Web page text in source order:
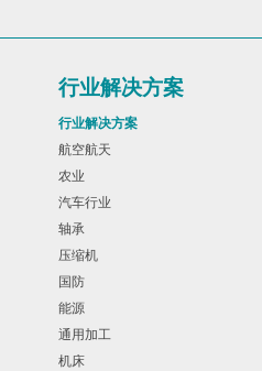
行业解决方案
行业解决方案
航空航天
农业
汽车行业
轴承
压缩机
国防
能源
通用加工
机床